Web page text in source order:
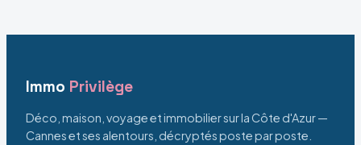
Immo Privilège
Déco, maison, voyage et immobilier sur la Côte d'Azur —
Cannes et ses alentours, décryptés poste par poste.